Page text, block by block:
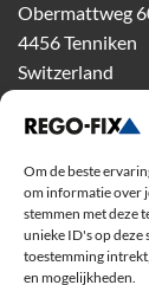
Om de beste
om informatie over
stemmen met deze
unieke ID's op deze
toestemming
en mogelijkheden.
Obermattweg
4456 Tenniken
Switzerland